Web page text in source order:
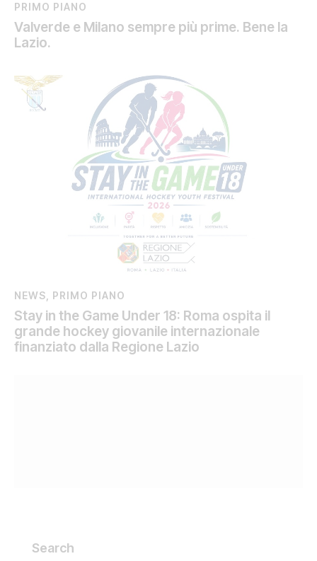
PRIMO PIANO
Valverde e Milano sempre più prime. Bene la
Lazio.
NEWS PRIMO PIANO
Stay in the Game Under 18: Roma ospita il
grande hockey giovanile internazionale
finanziato dalla Regione Lazio
Search